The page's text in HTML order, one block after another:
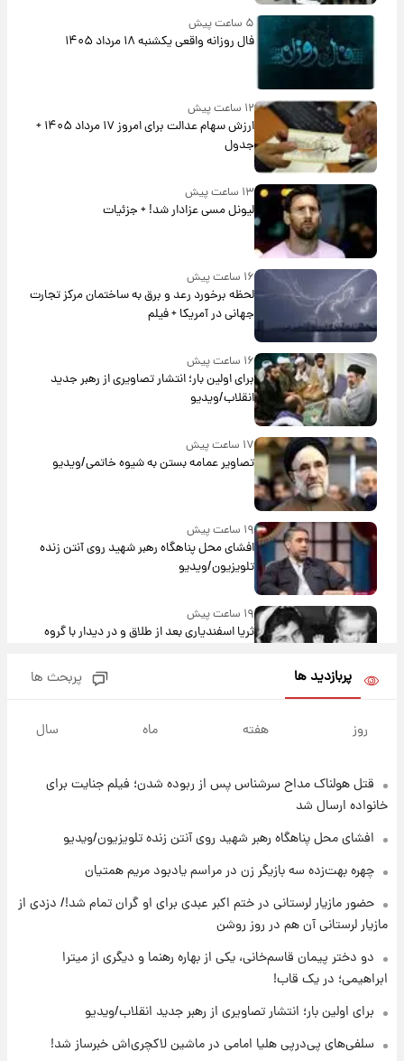
۵ ساعت پیش
فال روزانه واقعی یکشنبه ۱۸ مرداد ۱۴۰۵
۱۲ ساعت پیش
ارزش سهام عدالت برای امروز ۱۷ مرداد ۱۴۰۵ +
جدول
۱۳ ساعت پیش
لیونل مسی عزادار شد! + جزئیات
۱۶ ساعت پیش
لحظه برخورد رعد و برق به ساختمان مرکز تجارت
جهانی در آمریکا + فیلم
۱۶ ساعت پیش
برای اولین بار؛ انتشار تصاویری از رهبر جدید
انقلاب/ویدیو
۱۷ ساعت پیش
تصاویر عمامه بستن به شیوه خاتمی/ویدیو
۱۹ ساعت پیش
افشای محل پناهگاه‌ رهبر شهید روی آنتن زنده
تلویزیون/ویدیو
۱۹ ساعت پیش
ثریا اسفندیاری بعد از طلاق و در دیدار با گروه
پول به معشوقه با درآمد یوفا
۲۰ ساعت پیش
۲۰ ساعت پیش
پی رفتن رامین رضاییان+ عکس
۲۰ ساعت پیش
۲۱ ساعت پیش
با قدرتمندترین و بادوام ترین تانک جهان آشنا
پربازدید ها پربحث ها
روز هفته ماه سال
قتل هولناک مداح سرشناس پس از ربوده شدن؛ فیلم جنایت برای
خانواده ارسال شد
افشای محل پناهگاه‌ رهبر شهید روی آنتن زنده تلویزیون/ویدیو
چهره بهت‌زده سه بازیگر زن در مراسم یادبود مریم همتیان
حضور مازیار لرستانی در ختم اکبر عبدی برای او گران تمام شد!/ دزدی از
مازیار لرستانی آن هم در روز روشن
دو دختر پیمان قاسم‌خانی، یکی از بهاره رهنما و دیگری از میترا
ابراهیمی؛ در یک قاب!
برای اولین بار؛ انتشار تصاویری از رهبر جدید انقلاب/ویدیو
سلفی‌های پی‌درپی هلیا امامی در ماشین لاکچری‌اش خبرساز شد!